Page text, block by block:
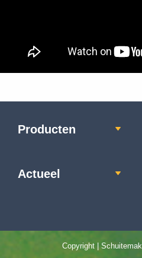
Producten
Actueel
Copyright |